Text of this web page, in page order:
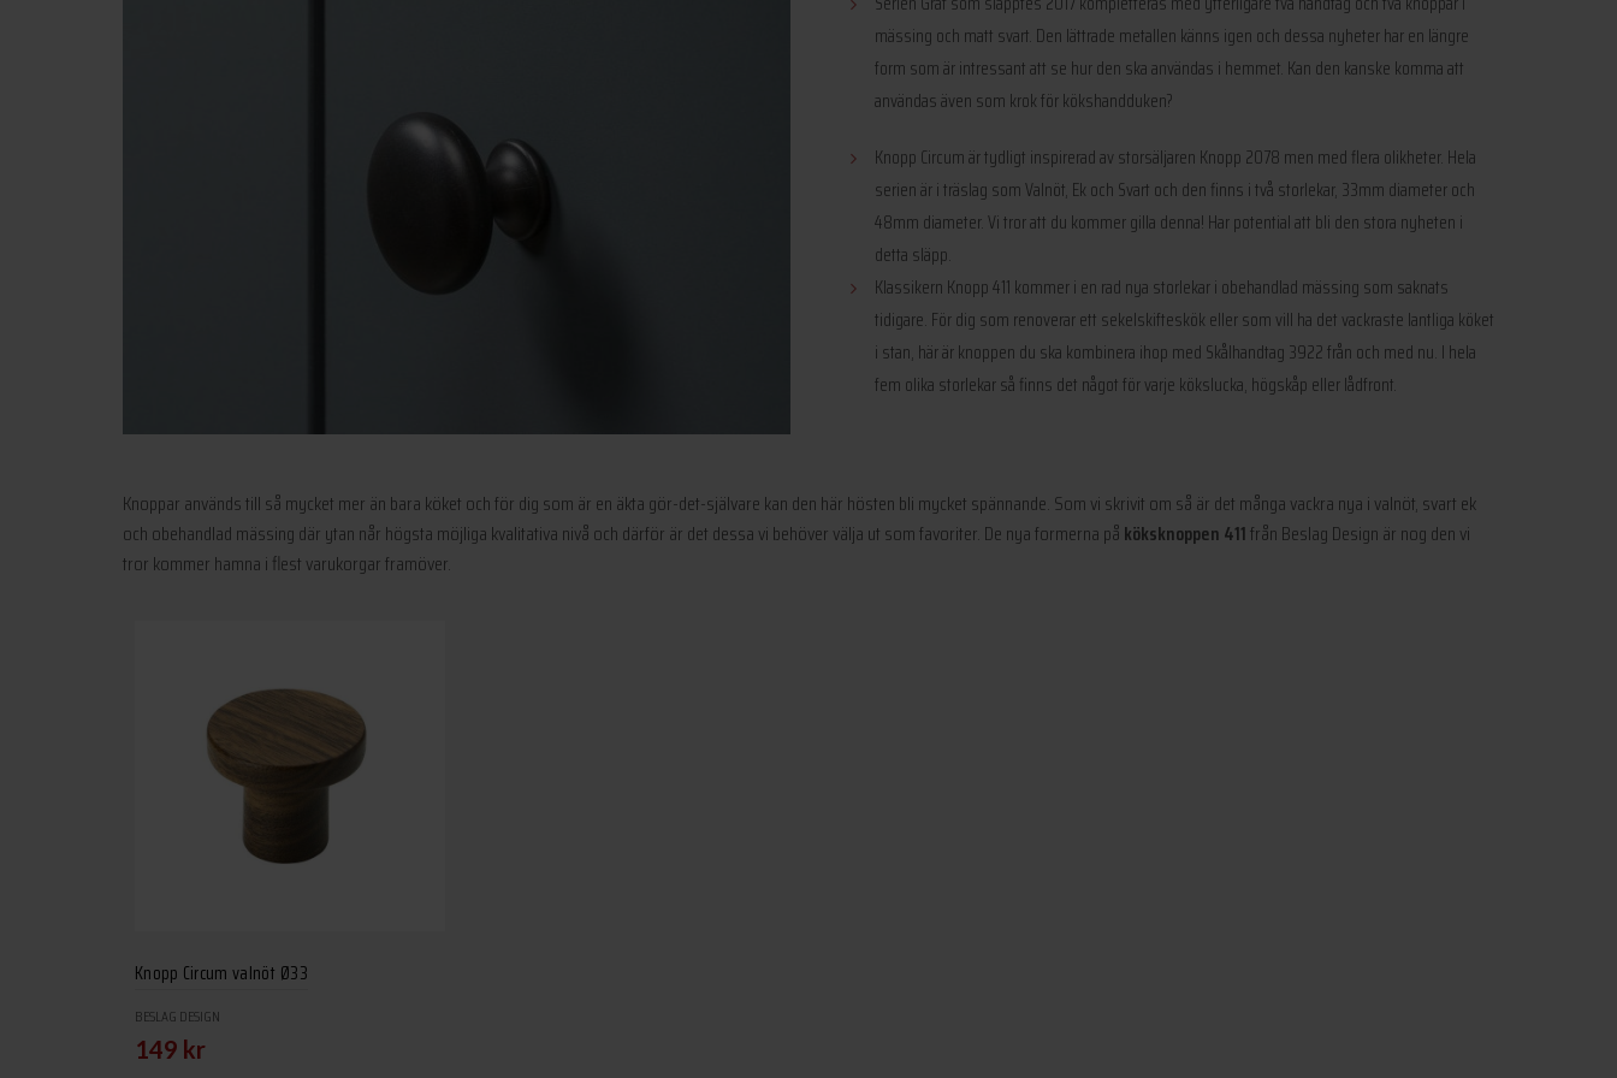
mässing och matt svart. Den lättrade metallen känns igen och dessa nyheter har en längre
form som är intressant att se hur den ska användas i hemmet. Kan den kanske komma att
användas även som krok för kökshandduken?
Knopp Circum är tydligt inspirerad av storsäljaren Knopp 2078 men med flera olikheter. Hela
serien är i träslag som Valnöt, Ek och Svart och den finns i två storlekar, 33mm diameter och
48mm diameter. Vi tror att du kommer gilla denna! Har potential att bli den stora nyheten i
detta släpp.
Klassikern Knopp 411 kommer i en rad nya storlekar i obehandlad mässing som saknats
tidigare. För dig som renoverar ett sekelskifteskök eller som vill ha det vackraste lantliga köket
i stan, här är knoppen du ska kombinera ihop med Skålhandtag 3922 från och med nu. I hela
fem olika storlekar så finns det något för varje kökslucka, högskåp eller lådfront.
Knoppar används till så mycket mer än bara köket och för dig som är en äkta gör-det-självare kan den här hösten bli mycket spännande. Som vi skrivit om så är det många vackra nya i valnöt, svart ek
och obehandlad mässing där ytan når högsta möjliga kvalitativa nivå och därför är det dessa vi behöver välja ut som favoriter. De nya formerna på köksknoppen 411från Beslag Design är nog den vi
tror kommer hamna i flest varukorgar framöver.
Knopp Circum valnöt Ø33
BESLAG DESIGN
149 kr